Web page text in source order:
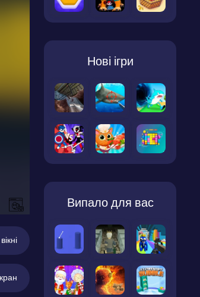
Нові ігри
Випало для вас